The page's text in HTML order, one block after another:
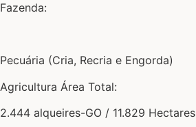
Fazenda:
Pecuária (Cria, Recria e Engorda)
Agricultura Área Total:
2.444 alqueires-GO / 11.829 Hectares